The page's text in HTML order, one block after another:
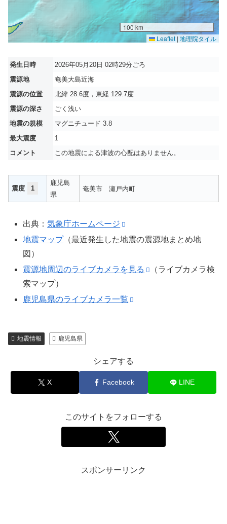
100 km
Leaflet | 地理院タイル
発生日時
2026年05月20日 02時29分ごろ
震源地
奄美大島近海
震源の位置
北緯 28.6度，東経 129.7度
震源の深さ
ごく浅い
地震の規模
マグニチュード 3.8
最大震度
1
コメント
この地震による津波の心配はありません。
震度 1
鹿児島
県
奄美市 瀬戸内町
出典：気象庁ホームページ
地震マップ（最近発生した地震の震源地まとめ地
図）
震源地周辺のライブカメラを見る
（ライブカメラ検
索マップ）
鹿児島県のライブカメラ一覧
地震情報 鹿児島県
シェアする
X Facebook LINE
このサイトをフォローする
スポンサーリンク